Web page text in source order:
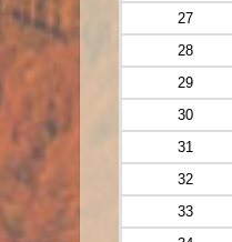
27
28
29
30
31
32
33